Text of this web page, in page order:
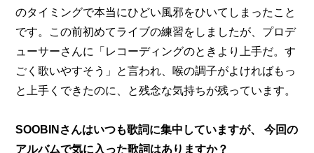
のタイミングで本当にひどい風邪をひいてしまったこと
です。この前初めてライブの練習をしましたが、プロデ
ューサーさんに「レコーディングのときより上手だ。す
ごく歌いやすそう」と言われ、喉の調子がよければもっ
と上手くできたのに、と残念な気持ちが残っています。
SOOBINさんはいつも歌詞に集中していますが、 今回の
アルバムで気に入った歌詞はありますか？